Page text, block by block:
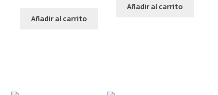
originalactual
Añadir al carrito
Añadir al carrito